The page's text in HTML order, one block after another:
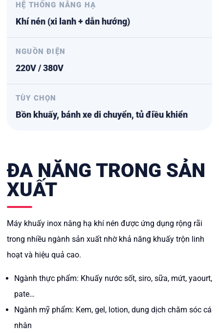
HỆ THỐNG NÂNG HẠ
Khí nén (xi lanh + dẫn hướng)
NGUỒN ĐIỆN
220V / 380V
TÙY CHỌN
Bồn khuấy, bánh xe di chuyển, tủ điều khiển
ĐA NĂNG TRONG SẢN
XUẤT
Máy khuấy inox nâng hạ khí nén được ứng dụng rộng rãi
trong nhiều ngành sản xuất nhờ khả năng khuấy trộn linh
hoạt và hiệu quả cao.
Ngành thực phẩm: Khuấy nước sốt, siro, sữa, mứt, yaourt,
pate…
Ngành mỹ phẩm: Kem, gel, lotion, dung dịch chăm sóc cá
nhân